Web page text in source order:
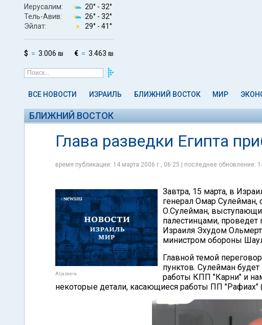
Иерусалим: 20° - 32°
Тель-Авив:
26° - 32°
Эйлат:
29° - 41°
$ 3.006 ₪ € 3.463 ₪
ВСЕ НОВОСТИ ИЗРАИЛЬ БЛИЖНИЙ ВОСТОК МИР
БЛИЖНИЙ ВОСТОК
Глава разведки Египта
время публикации: 14 марта 2006 г., 06:25 | последнее обновление:
Aljazeera
Завтра, 15 марта, в
генерал Омар
О.Сулейман,
палестинцами, проведет
Израиля Эхудом
министром обороны
Главной темой
пунктов. Сулейман
работы КПП "Карни" и
некоторые детали, касающиеся работы ПП "Рафиах"